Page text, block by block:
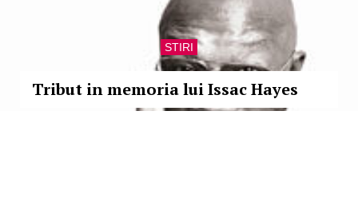
STIRI
Tribut in memoria lui Issac Hayes